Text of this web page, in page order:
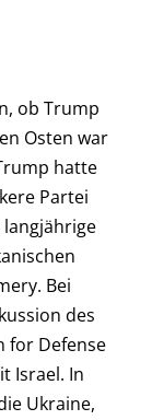
ob Trump
Osten war
hatte
Partei
langjährige
Bei
des
for Defense
Israel. In
Ukraine,